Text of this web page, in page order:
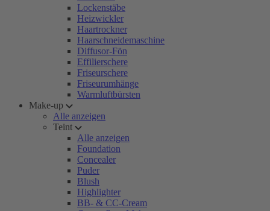
Lockenstäbe
Heizwickler
Haartrockner
Haarschneidemaschine
Diffusor-Fön
Effilierschere
Friseurschere
Friseurumhänge
Warmluftbürsten
Make-up
Alle anzeigen
Teint
Alle anzeigen
Foundation
Concealer
Puder
Blush
Highlighter
BB- & CC-Cream